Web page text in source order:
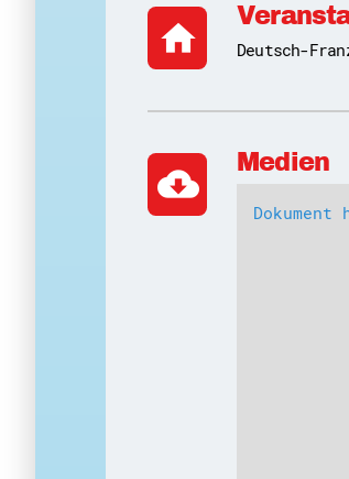
home Deutsch-
cloud_download
Medien